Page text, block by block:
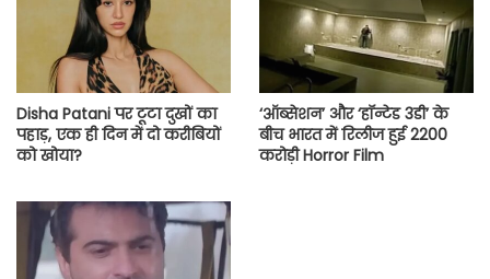
Disha Patani पर टूटा दुखों का
पहाड़, एक ही दिन में दो करीबियों
को खोया?
‘ऑब्सेशन’ और ‘हॉन्टेड 3डी’ के
बीच भारत में रिलीज हुई 2200
करोड़ी Horror Film